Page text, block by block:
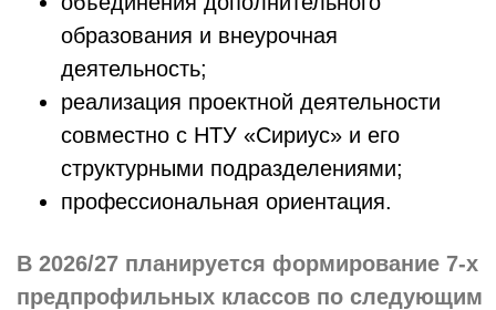
образования и внеурочная
деятельность;
реализация проектной деятельности
совместно с НТУ «Сириус» и его
структурными подразделениями;
профессиональная ориентация.
В 2026/27 планируется формирование 7-х
предпрофильных классов по следующим